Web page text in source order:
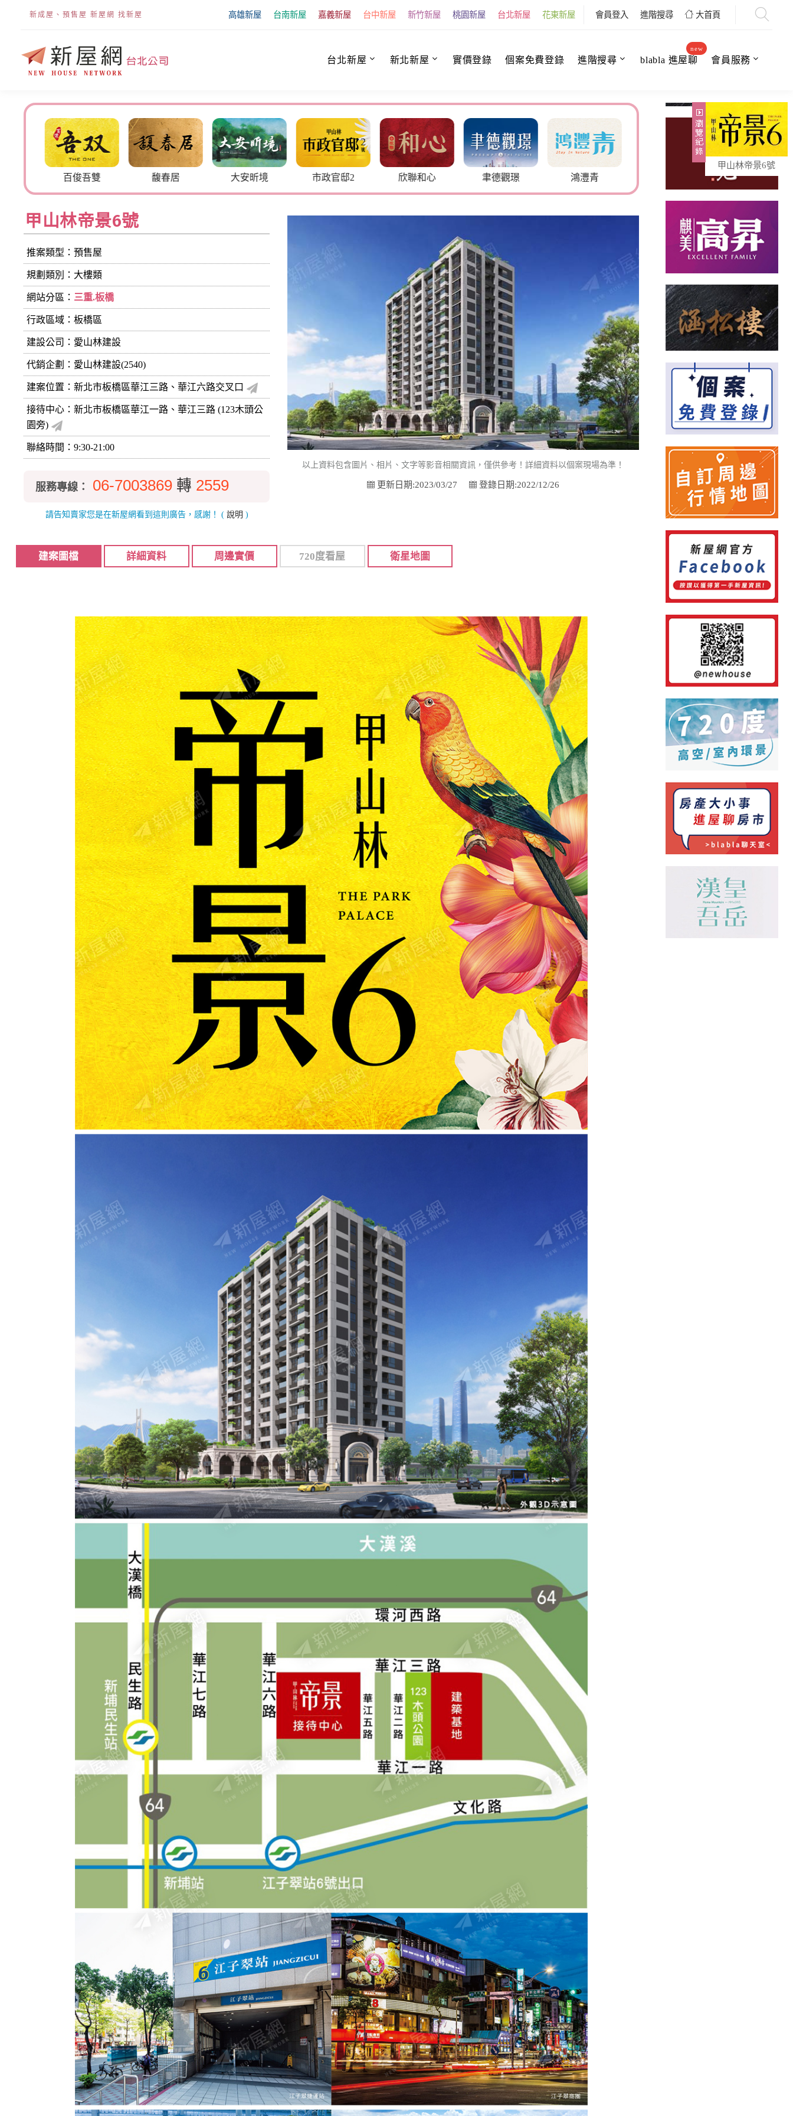
甲山林帝景6號
新成屋、預售屋 新屋網 找新屋 高雄新屋 台南新屋 嘉義新屋 台中新屋 新竹新屋 桃園新屋 台北新屋 花東新屋 會員登入 進階搜尋 大首頁
台北新屋 新北新屋 實價登錄 個案免費登錄 進階搜尋 blabla 進屋聊
new
會員服務
百俊吾雙 馥春居 大安昕境 市政官邸2 欣聯和心 聿德觀璟 鴻灃青 米諾嚴選
甲山林帝景6號
推案類型：預售屋
規劃類別：大樓類
網站分區： 三重.板橋
行政區域：板橋區
建設公司： 愛山林建設
代銷企劃：愛山林建設(2540)
建案位置：新北市板橋區華江三路、華江六路交叉口
接待中心：新北市板橋區華江一路、華江三路 (123木頭公
園旁)
聯絡時間：9:30-21:00
服務專線： 06-7003869 轉 2559
請告知賣家您是在新屋網看到這則廣告，感謝！ ( 說明 )
以上資料包含圖片、相片、文字等影音相關資訊，僅供參考！詳細資料以個案現場為準！
更新日期:2023/03/27 登錄日期:2022/12/26
建案圖檔 詳細資料 周邊實價 720度看屋 衛星地圖